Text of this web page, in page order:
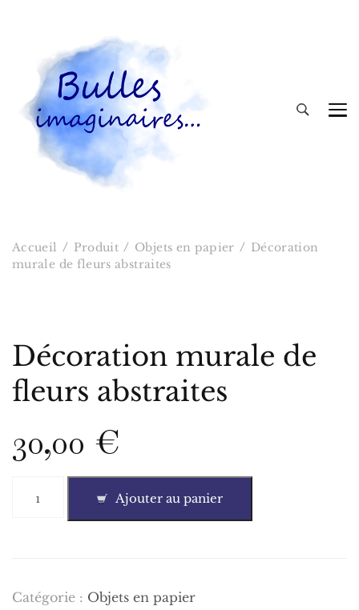
Accueil Produit Objets en papier
Décoration
murale de fleurs abstraites
Décoration murale de
fleurs abstraites
30,00 €
Décoration
abstraites
Ajouter au panier
Catégorie : Objets en papier